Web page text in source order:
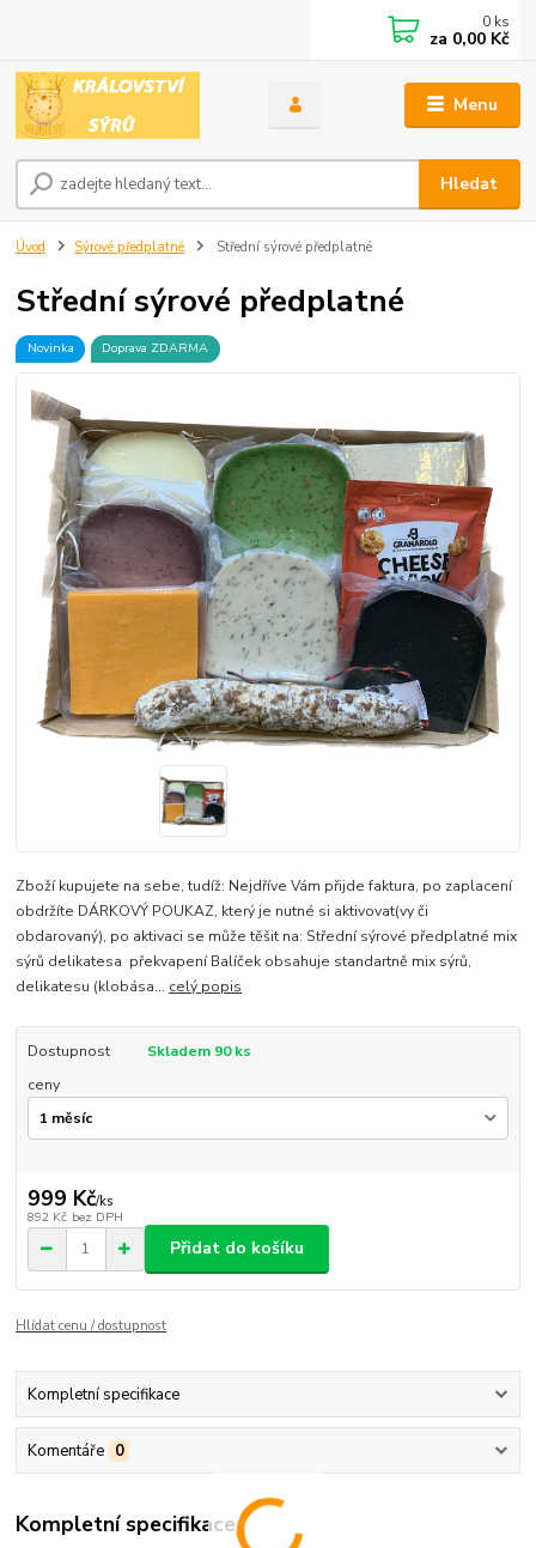
Menu
Hledat
0 ks
za 0,00 Kč
Úvod Sýrové předplatné Střední sýrové předplatné
Střední sýrové předplatné
Novinka Doprava ZDARMA
Zboží kupujete na sebe, tudíž: Nejdříve Vám přijde faktura, po zaplacení
obdržíte DÁRKOVÝ POUKAZ, který je nutné si aktivovat(vy či
obdarovaný), po aktivaci se může těšit na: Střední sýrové předplatné mix
sýrů delikatesa překvapení Balíček obsahuje standartně mix sýrů,
delikatesu (klobása... celý popis
Dostupnost
Skladem 90 ks
ceny
999 Kč/ks
892 Kč bez DPH
Přidat do košíku
Hlídat cenu / dostupnost
Kompletní specifikace
Komentáře 0
Kompletní specifikace